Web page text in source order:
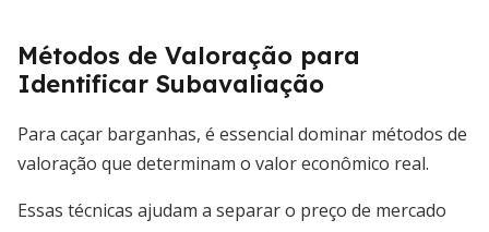
Métodos de Valoração para
Identificar Subavaliação
Para caçar barganhas, é essencial dominar métodos de
valoração que determinam o valor econômico real.
Essas técnicas ajudam a separar o preço de mercado